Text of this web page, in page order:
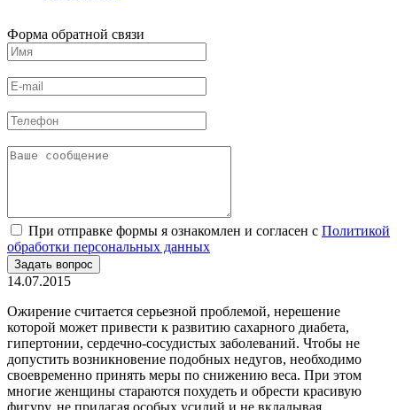
Форма обратной связи
При отправке формы я ознакомлен и согласен с Политикой
обработки персональных данных
14.07.2015
Ожирение считается серьезной проблемой, нерешение
которой может привести к развитию сахарного диабета,
гипертонии, сердечно-сосудистых заболеваний. Чтобы не
допустить возникновение подобных недугов, необходимо
своевременно принять меры по снижению веса. При этом
многие женщины стараются похудеть и обрести красивую
фигуру, не прилагая особых усилий и не вкладывая